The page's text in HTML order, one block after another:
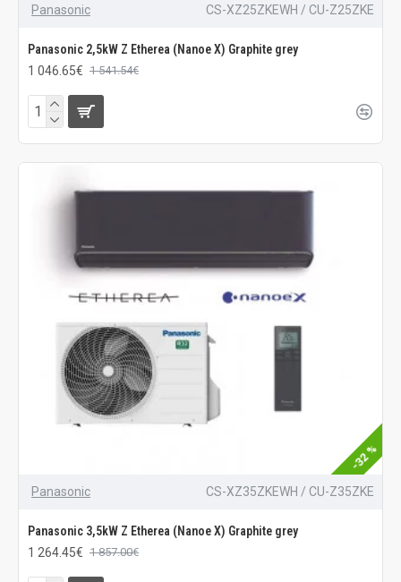
Panasonic CS-XZ25ZKEWH / CU-Z25ZKE
Panasonic 2,5kW Z Etherea (Nanoe X) Graphite grey
1 046.65€ 1 541.54€
-32 %
Panasonic CS-XZ35ZKEWH / CU-Z35ZKE
Panasonic 3,5kW Z Etherea (Nanoe X) Graphite grey
1 264.45€ 1 857.00€